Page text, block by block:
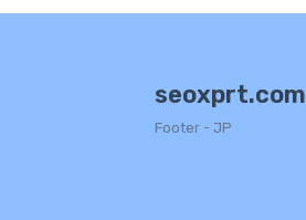
seoxprt.com
Footer - JP